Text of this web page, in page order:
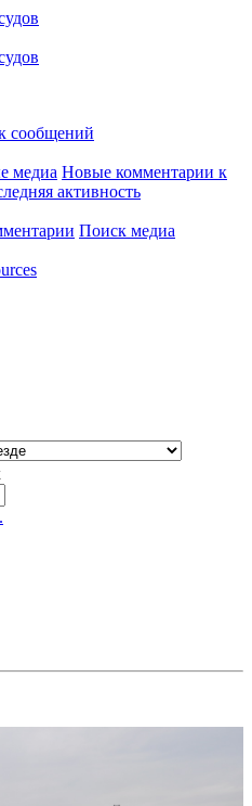
сообщений
медиа Новые комментарии к
активность
Поиск медиа